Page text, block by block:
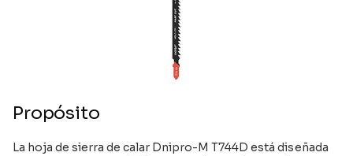
Propósito
La hoja de sierra de calar Dnipro-M T744D está diseñada